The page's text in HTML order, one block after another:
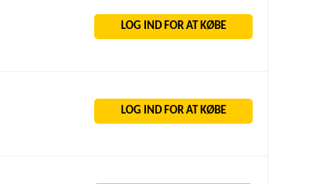
LOG IND FOR AT KØBE
LOG IND FOR AT KØBE